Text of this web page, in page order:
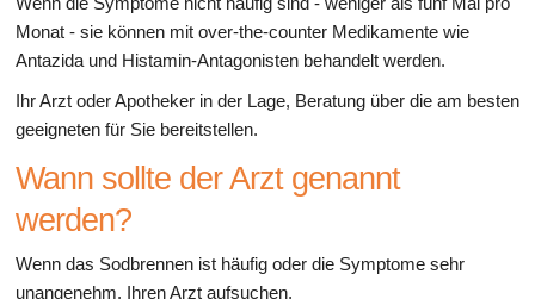
Monat - sie können mit over-the-counter Medikamente wie
Antazida und Histamin-Antagonisten behandelt werden.
Ihr Arzt oder Apotheker in der Lage, Beratung über die am besten
geeigneten für Sie bereitstellen.
Wann sollte der Arzt genannt
werden?
Wenn das Sodbrennen ist häufig oder die Symptome sehr
unangenehm, Ihren Arzt aufsuchen.